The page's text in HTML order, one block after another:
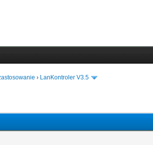
› LanKontroler V3.5